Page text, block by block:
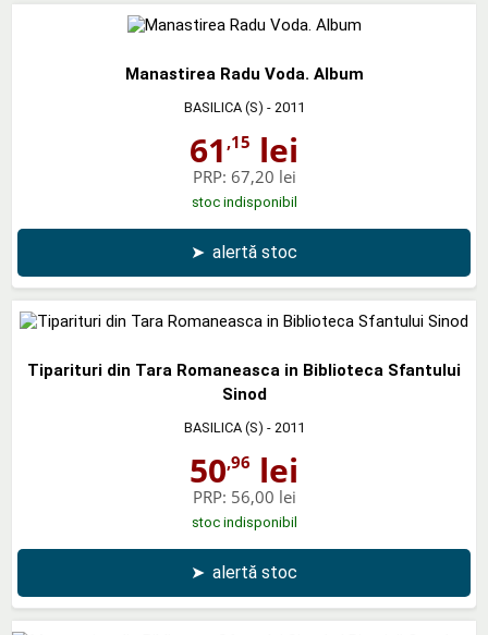
Manastirea Radu Voda. Album
BASILICA (S) - 2011
61 ,15 lei
PRP: 67,20 lei
stoc indisponibil
➤ alertă stoc
Tiparituri din Tara Romaneasca in Biblioteca Sfantului
Sinod
BASILICA (S) - 2011
50,96 lei
PRP: 56,00 lei
stoc indisponibil
➤ alertă stoc